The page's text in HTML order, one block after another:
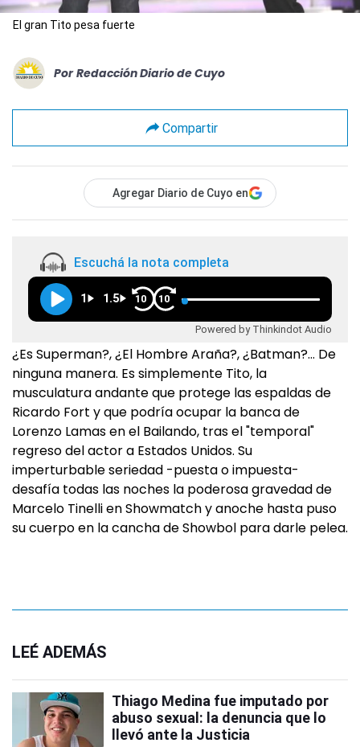
El gran Tito pesa fuerte
Por Redacción Diario de Cuyo
Compartir
Agregar Diario de Cuyo en
Escuchá la nota completa
1 1.5 10 10
Powered by Thinkindot Audio
¿Es Superman?, ¿El Hombre Araña?, ¿Batman?… De
ninguna manera. Es simplemente Tito, la
musculatura andante que protege las espaldas de
Ricardo Fort y que podría ocupar la banca de
Lorenzo Lamas en el Bailando, tras el "temporal"
regreso del actor a Estados Unidos. Su
imperturbable seriedad -puesta o impuesta-
desafía todas las noches la poderosa gravedad de
Marcelo Tinelli en Showmatch y anoche hasta puso
su cuerpo en la cancha de Showbol para darle pelea.
LEÉ ADEMÁS
Thiago Medina fue imputado por
abuso sexual: la denuncia que lo
llevó ante la Justicia